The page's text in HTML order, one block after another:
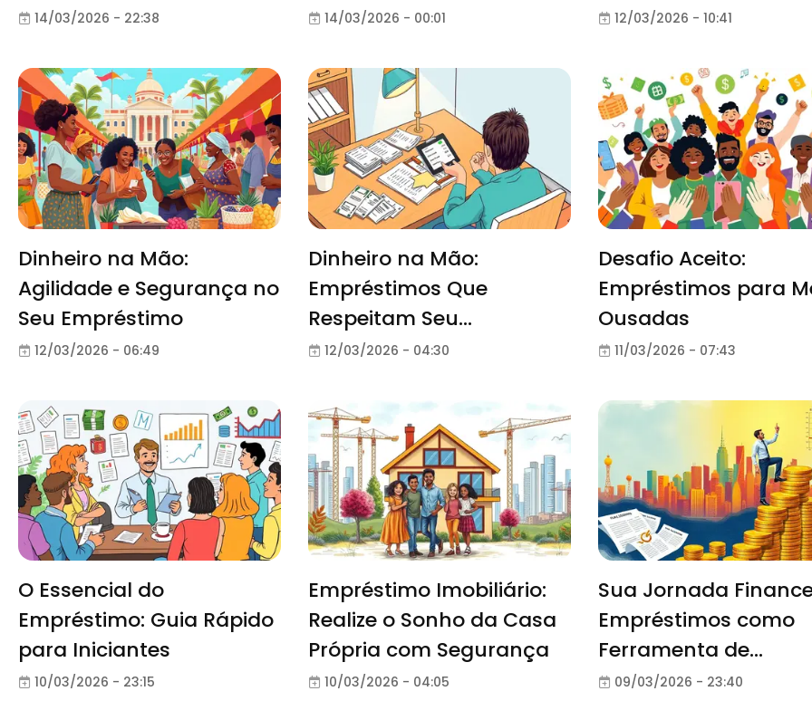
14/03/2026 - 22:38 14/03/2026 - 00:01 12/03/2026 - 10:41
Dinheiro na Mão:
Agilidade e Segurança no
Seu Empréstimo
12/03/2026 - 06:49
Dinheiro na Mão:
Empréstimos Que
Respeitam Seu
Orçamento
12/03/2026 - 04:30
Desafio Aceito:
Empréstimos para
Ousadas
11/03/2026 - 07:43
O Essencial do
Empréstimo: Guia Rápido
para Iniciantes
10/03/2026 - 23:15
Empréstimo Imobiliário:
Realize o Sonho da Casa
Própria com Segurança
10/03/2026 - 04:05
Sua Jornada
Empréstimos como
Ferramenta de
Crescimento
09/03/2026 - 23:40